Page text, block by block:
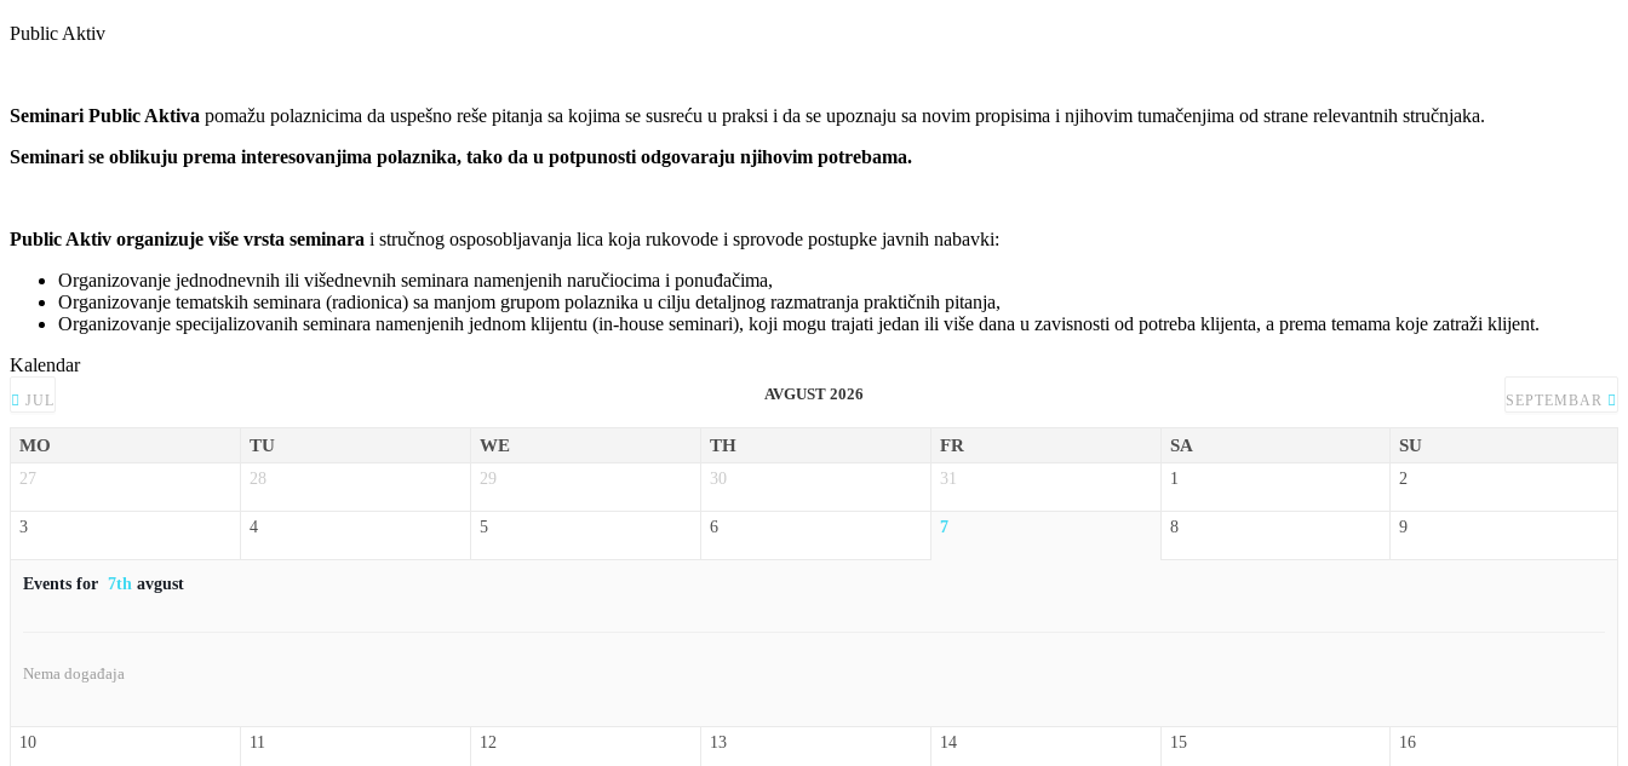
Public Aktiv
Seminari Public Aktiva pomažu polaznicima da uspešno reše pitanja sa kojima se susreću u praksi i da se upoznaju sa novim propisima i njihovim tumačenjima od strane relevantnih stručnjaka.
Seminari se oblikuju prema interesovanjima polaznika, tako da u potpunosti odgovaraju njihovim potrebama.
Public Aktiv organizuje više vrsta seminara i stručnog osposobljavanja lica koja rukovode i sprovode postupke javnih nabavki:
Organizovanje jednodnevnih ili višednevnih seminara namenjenih naručiocima i ponuđačima,
Organizovanje tematskih seminara (radionica) sa manjom grupom polaznika u cilju detaljnog razmatranja praktičnih pitanja,
Organizovanje specijalizovanih seminara namenjenih jednom klijentu (in-house seminari), koji mogu trajati jedan ili više dana u zavisnosti od potreba klijenta, a prema temama koje zatraži klijent.
Kalendar
JUL AVGUST 2026 SEPTEMBAR
MO TU WE TH FR SA SU
27 28 29 30 31 1 2
3 4 5 6 7 8 9
Events for 7th avgust
Nema događaja
10 11 12 13 14 15 16